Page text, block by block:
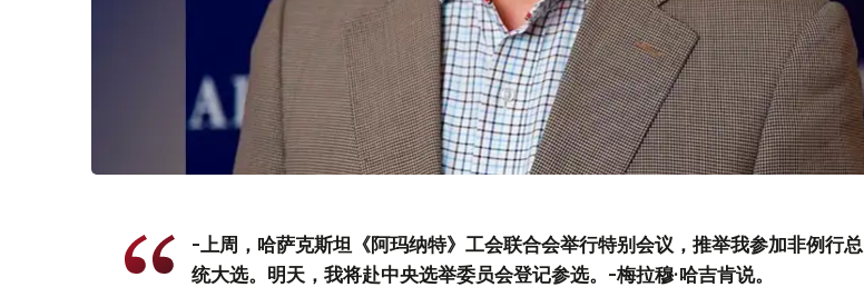
-上周，哈萨克斯坦《阿玛纳特》工会联合会举行特别会议，推举我参加非例行总
统大选。明天，我将赴中央选举委员会登记参选。-梅拉穆·哈吉肯说。